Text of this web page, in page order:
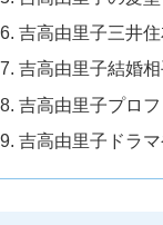
吉高由里子三井
吉高由里子結婚相
吉高由里子プロフ
吉高由里子ドラ